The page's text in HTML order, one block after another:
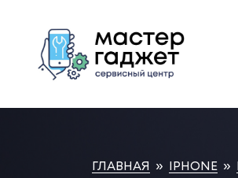
ГЛАВНАЯ » IPHONE »